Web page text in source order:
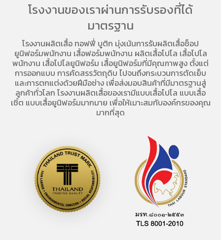
โรงงานของเราผ่านการรับรองที่ได้
มาตรฐาน
โรงงานผลิตเสื้อ ทอฟฟี่ บูติก มุ่งเน้นการรับผลิตเสื้อช็อป
ยูนิฟอร์มพนักงาน เสื้อฟอร์มพนักงาน ผลิตเสื้อโปโล เสื้อโปโล
พนักงาน เสื้อโปโลยูนิฟอร์ม เสื้อยูนิฟอร์มที่มีคุณภาพสูง ตั้งแต่
การออกแบบ การคัดสรรวัตถุดิบ ไปจนถึงกระบวนการตัดเย็บ
และการตกแต่งด้วยฝีมือช่าง เพื่อส่งมอบสินค้าที่มีมาตรฐานสู่
ลูกค้าทั่วโลก โรงงานผลิตเสื้อของเรามีแบบเสื้อโปโล แบบเสื้อ
เชิ้ต แบบเสื้อยูนิฟอร์มมากมาย เพื่อให้เมาะสมกับองค์กรของคุณ
มากที่สุด